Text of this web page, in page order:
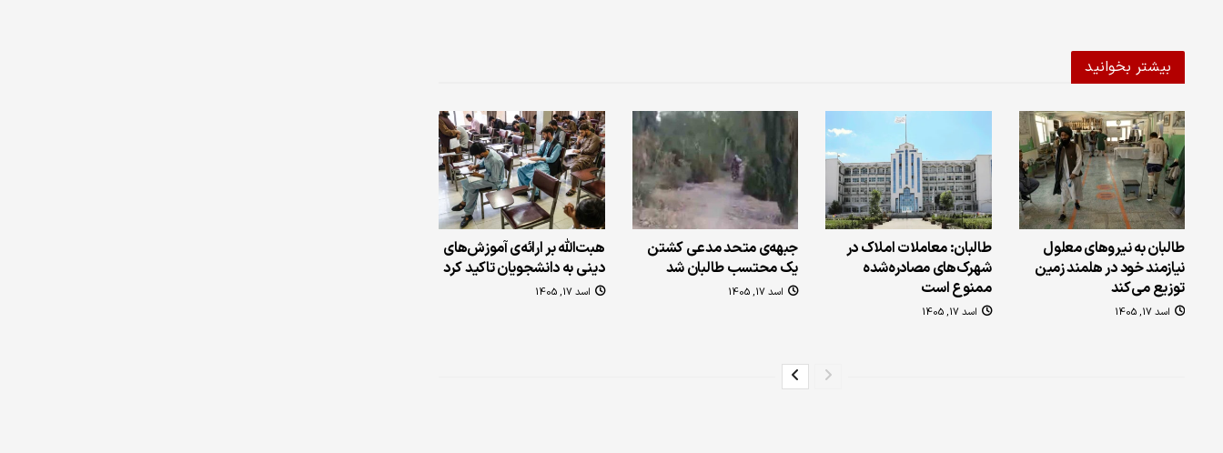
بیشتر بخوانید
طالبان به نیروهای معلول
نیازمند خود در هلمند زمین
توزیع می‌کند
اسد 17, 1405
طالبان: معاملات املاک در
شهرک‌های مصادره‌شده
ممنوع است
اسد 17, 1405
جبهه‌ی متحد مدعی کشتن
یک محتسب طالبان شد
اسد 17, 1405
هبت‌الله بر ارائه‌ی آموزش‌های
دینی به دانشجویان تاکید کرد
اسد 17, 1405